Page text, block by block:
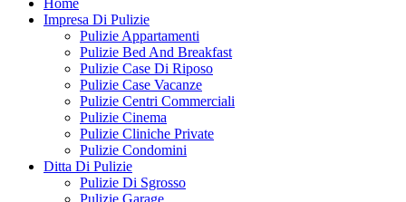
Impresa Di Pulizie Roma
✅ Abitazioni e Attività Commerciali
Home
Impresa Di Pulizie
Pulizie Appartamenti
Pulizie Bed And Breakfast
Pulizie Case Di Riposo
Pulizie Case Vacanze
Pulizie Centri Commerciali
Pulizie Cinema
Pulizie Cliniche Private
Pulizie Condomini
Ditta Di Pulizie
Pulizie Di Sgrosso
Pulizie Garage